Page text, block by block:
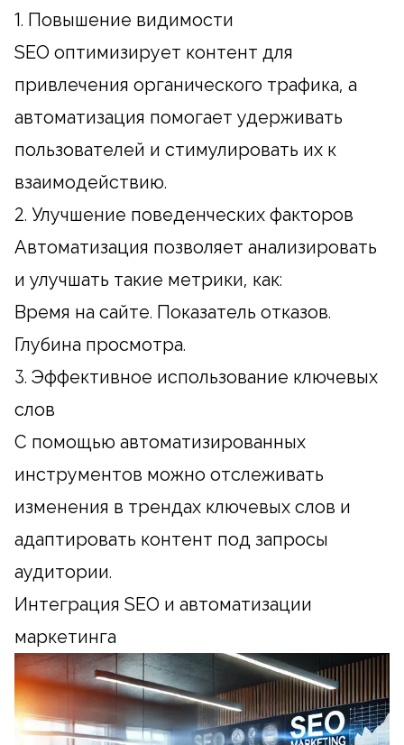
1. Повышение видимости
SEO оптимизирует контент для
привлечения органического трафика, а
автоматизация помогает удерживать
пользователей и стимулировать их к
взаимодействию.
2. Улучшение поведенческих факторов
Автоматизация позволяет анализировать
и улучшать такие метрики, как:
Время на сайте. Показатель отказов.
Глубина просмотра.
3. Эффективное использование ключевых
слов
С помощью автоматизированных
инструментов можно отслеживать
изменения в трендах ключевых слов и
адаптировать контент под запросы
аудитории.
Интеграция SEO и автоматизации
маркетинга